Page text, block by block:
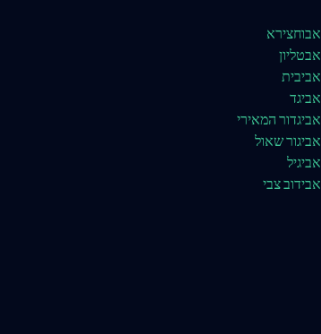
אבוחצירא
אבטליון
אביבית
אביגד
אביגדור המאירי
אביגור שאול
אביגיל
אבידוב צבי